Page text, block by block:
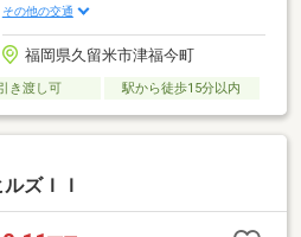
その他の交通
福岡県久留米市津福今町
き渡し可 駅から徒歩15分以内
ズＩＩ